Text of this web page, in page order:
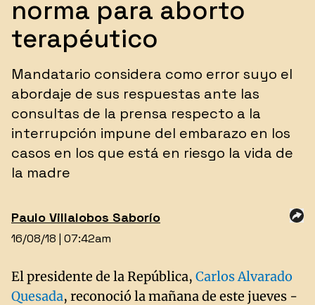
norma para aborto
terapéutico
Mandatario considera como error suyo el
abordaje de sus respuestas ante las
consultas de la prensa respecto a la
interrupción impune del embarazo en los
casos en los que está en riesgo la vida de
la madre
Paulo Villalobos Saborío
16/08/18 | 07:42am
El presidente de la República, Carlos Alvarado
Quesada, reconoció la mañana de este jueves -